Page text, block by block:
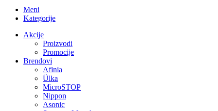
Meni
Kategorije
Akcije
Proizvodi
Promocije
Brendovi
Afinia
Ülka
MicroSTOP
Nippon
Asonic